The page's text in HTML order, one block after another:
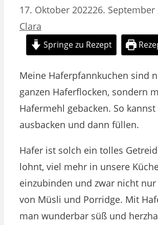
17. Oktober 202226. September
Clara
Springe zu Rezept
Meine Haferpfannkuchen sind
ganzen Haferflocken, sondern
Hafermehl gebacken. So
ausbacken und dann füllen.
Hafer ist solch ein tolles
lohnt, viel mehr in unsere
einzubinden und zwar nicht
von Müsli und Porridge. Mit
man wunderbar süß und